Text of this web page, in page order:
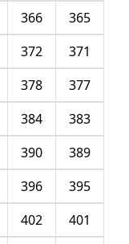
365
366
371
372
377
378
383
384
389
390
395
396
401
402